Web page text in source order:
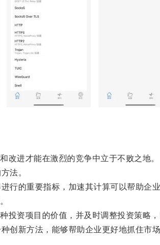
进才能在激烈的竞争中立于不败之地。
法。
的重要指标，加速其计算可以帮助企业
资项目的价值，并及时调整投资策略，
新方法，能够帮助企业更好地抓住市场